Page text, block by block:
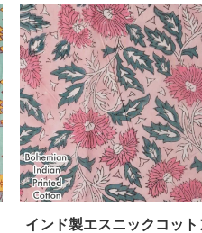
インド製エスニックコット